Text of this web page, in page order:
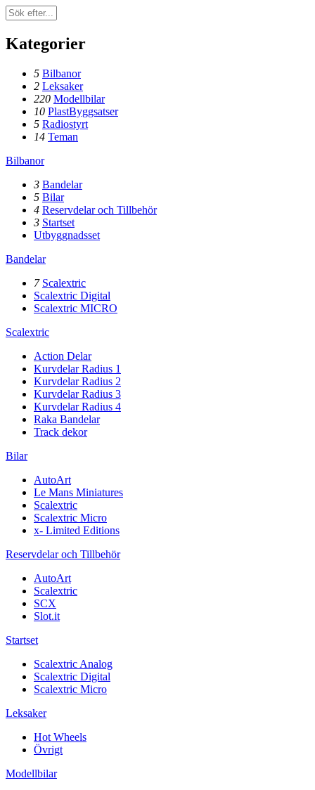
Kategorier
5 Bilbanor
2 Leksaker
220 Modellbilar
10 PlastByggsatser
5 Radiostyrt
14 Teman
Bilbanor
3 Bandelar
5 Bilar
4 Reservdelar och Tillbehör
3 Startset
Utbyggnadsset
Bandelar
7 Scalextric
Scalextric Digital
Scalextric MICRO
Scalextric
Action Delar
Kurvdelar Radius 1
Kurvdelar Radius 2
Kurvdelar Radius 3
Kurvdelar Radius 4
Raka Bandelar
Track dekor
Bilar
AutoArt
Le Mans Miniatures
Scalextric
Scalextric Micro
x- Limited Editions
Reservdelar och Tillbehör
AutoArt
Scalextric
SCX
Slot.it
Startset
Scalextric Analog
Scalextric Digital
Scalextric Micro
Leksaker
Hot Wheels
Övrigt
Modellbilar